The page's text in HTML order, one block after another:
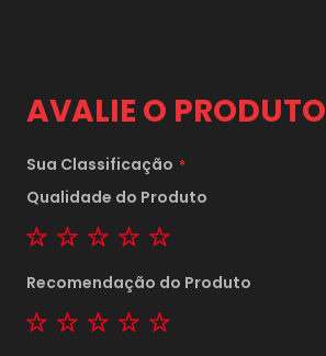
AVALIE O PRODUTO
Sua Classificação
Qualidade do Produto
1 star2 stars3 stars4 stars
Recomendação do Produto
1 star2 stars3 stars4 stars